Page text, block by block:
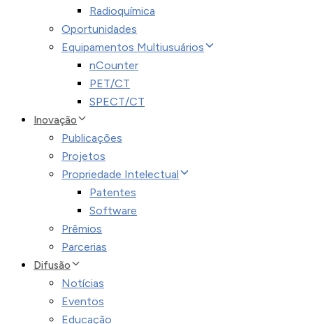
Radioquímica
Oportunidades
Equipamentos Multiusuários
nCounter
PET/CT
SPECT/CT
Inovação
Publicações
Projetos
Propriedade Intelectual
Patentes
Software
Prêmios
Parcerias
Difusão
Notícias
Eventos
Educação